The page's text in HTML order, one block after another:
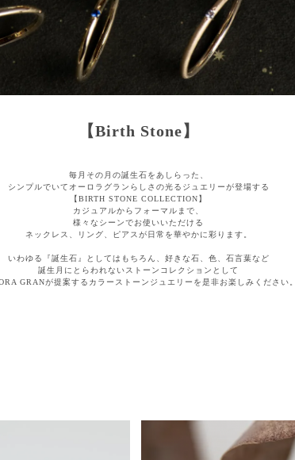
【Birth Stone】
毎月その月の誕生石をあしらった、
シンプルでいてオーロラグランらしさの光るジュエリーが登場する
【BIRTH STONE COLLECTION】
カジュアルからフォーマルまで、
様々なシーンでお使いいただける
ネックレス、リング、ピアスが日常を華やかに彩ります。
いわゆる『誕生石』としてはもちろん、好きな石、色、石言葉など
誕生月にとらわれないストーンコレクションとして
GRANが提案するカラーストーンジュエリーを是非お楽しみください。